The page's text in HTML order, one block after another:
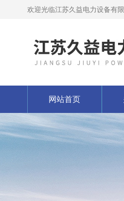
欢迎光临江苏久益电力设备有
网站首页